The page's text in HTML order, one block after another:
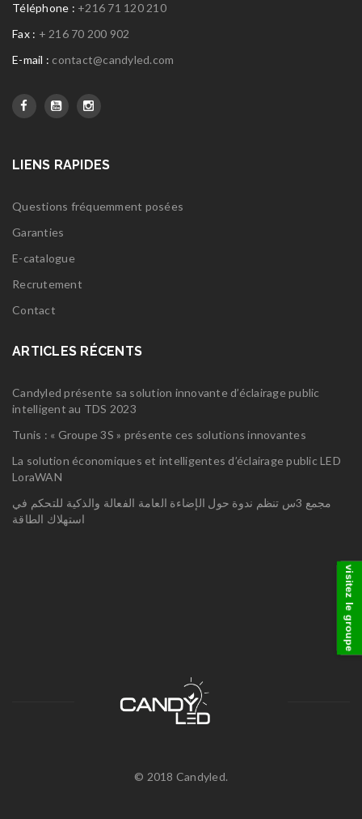
Téléphone : +216 71 120 210
Fax : + 216 70 200 902
E-mail : contact@candyled.com
LIENS RAPIDES
Questions fréquemment posées
Garanties
E-catalogue
Recrutement
Contact
ARTICLES RÉCENTS
Candyled présente sa solution innovante d’éclairage public
intelligent au TDS 2023
Tunis : « Groupe 3S » présente ces solutions innovantes
La solution économiques et intelligentes d’éclairage public LED
LoraWAN
مجمع 3س تنظم ندوة حول الإضاءة العامة الفعالة والذكية للتحكم في
استهلاك الطاقة
© 2018 Candyled.
visitez le groupe